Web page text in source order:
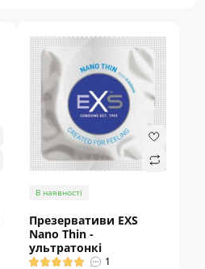
В наявності
Презервативи EXS
Nano Thin -
ультратонкі
1